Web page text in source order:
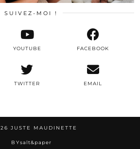
SUIVEZ-MOI !
TWITTER
FACEBOOK
YOUTUBE
EMAIL
JUSTE MAUDINETTE
BYsalt&paper